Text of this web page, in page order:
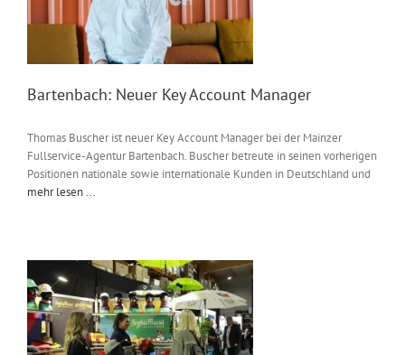
Bartenbach: Neuer Key Account Manager
Thomas Buscher ist neuer Key Account Manager bei der Mainzer
Fullservice-Agentur Bartenbach. Buscher betreute in seinen vorherigen
Positionen nationale sowie internationale Kunden in Deutschland und
mehr lesen ...